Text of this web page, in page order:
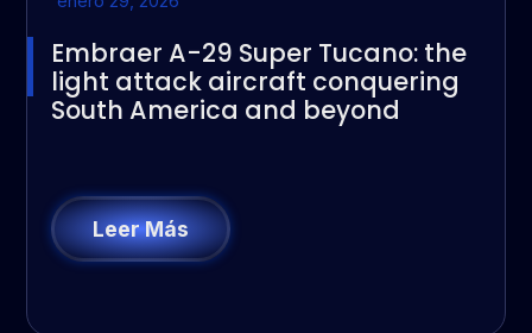
Embraer A-29 Super Tucano: the
light attack aircraft conquering
South America and beyond
Leer Más